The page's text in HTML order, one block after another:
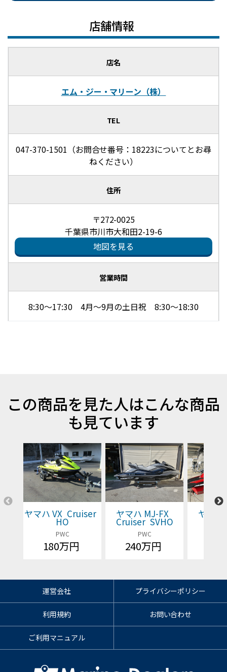
店舗情報
店名
エム・ジー・マリーン（株）
TEL
047-370-1501（お問合せ番号：18223についてとお尋
ねください）
住所
〒272-0025
千葉県市川市大和田2-19-6
地図を見る
営業時間
8:30～17:30 4月～9月の土日祝 8:30～18:30
この商品を見た人はこんな商品
も見ています
ヤマハ VX Cruiser
HO
PWC
180万円
ヤマハ MJ-FX
Cruiser SVHO
PWC
240万円
ヤマ
運営会社 プライバシーポリシー
利用規約 お問い合わせ
ご利用マニュアル